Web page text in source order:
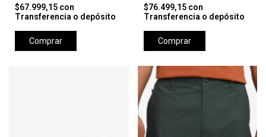
$67.999,15 con
Transferencia o depósito
Comprar
$76.499,15 con
Transferencia o depósito
Comprar